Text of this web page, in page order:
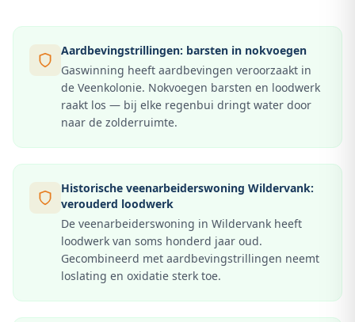
Aardbevingstrillingen: barsten in nokvoegen
Gaswinning heeft aardbevingen veroorzaakt in
de Veenkolonie. Nokvoegen barsten en loodwerk
raakt los — bij elke regenbui dringt water door
naar de zolderruimte.
Historische veenarbeiderswoning Wildervank:
verouderd loodwerk
De veenarbeiderswoning in Wildervank heeft
loodwerk van soms honderd jaar oud.
Gecombineerd met aardbevingstrillingen neemt
loslating en oxidatie sterk toe.